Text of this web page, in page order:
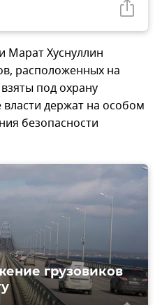
Марат Хуснуллин
расположенных на
под охрану
держат на особом
безопасности
грузовиков